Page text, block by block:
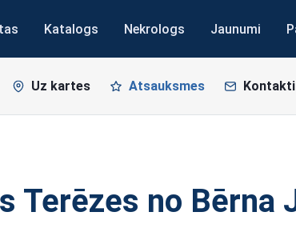
Katalogs Nekrologs Jaunumi
Uz kartes Atsauksmes Kontakti
Terēzes no Bērna